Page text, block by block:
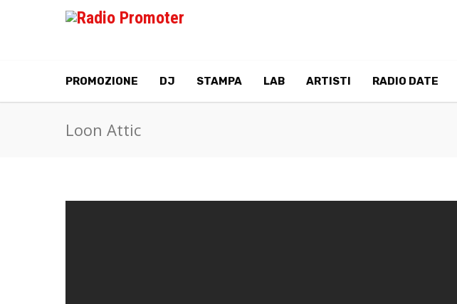
PROMOZIONE DJ STAMPA LAB ARTISTI RADIO DATE
Loon Attic